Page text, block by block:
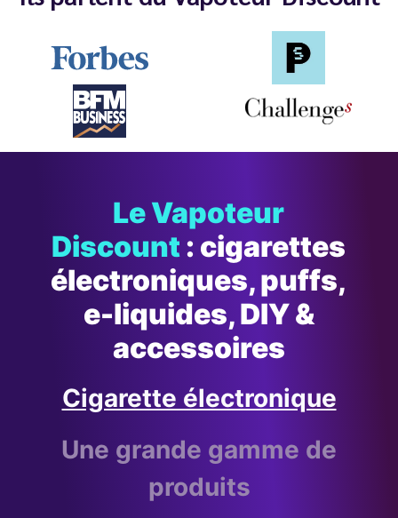
Le Vapoteur
Discount: cigarettes
électroniques, puffs,
e-liquides, DIY &
accessoires
Cigarette électronique
Une grande gamme de
produits